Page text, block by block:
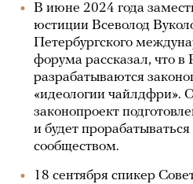
В июне 2024 года
юстиции Всеволод
Петербургского
форума рассказал, что в
разрабатываются
«идеологии чайлдфри».
законопроект
и будет
сообществом.
18 сентября спикер